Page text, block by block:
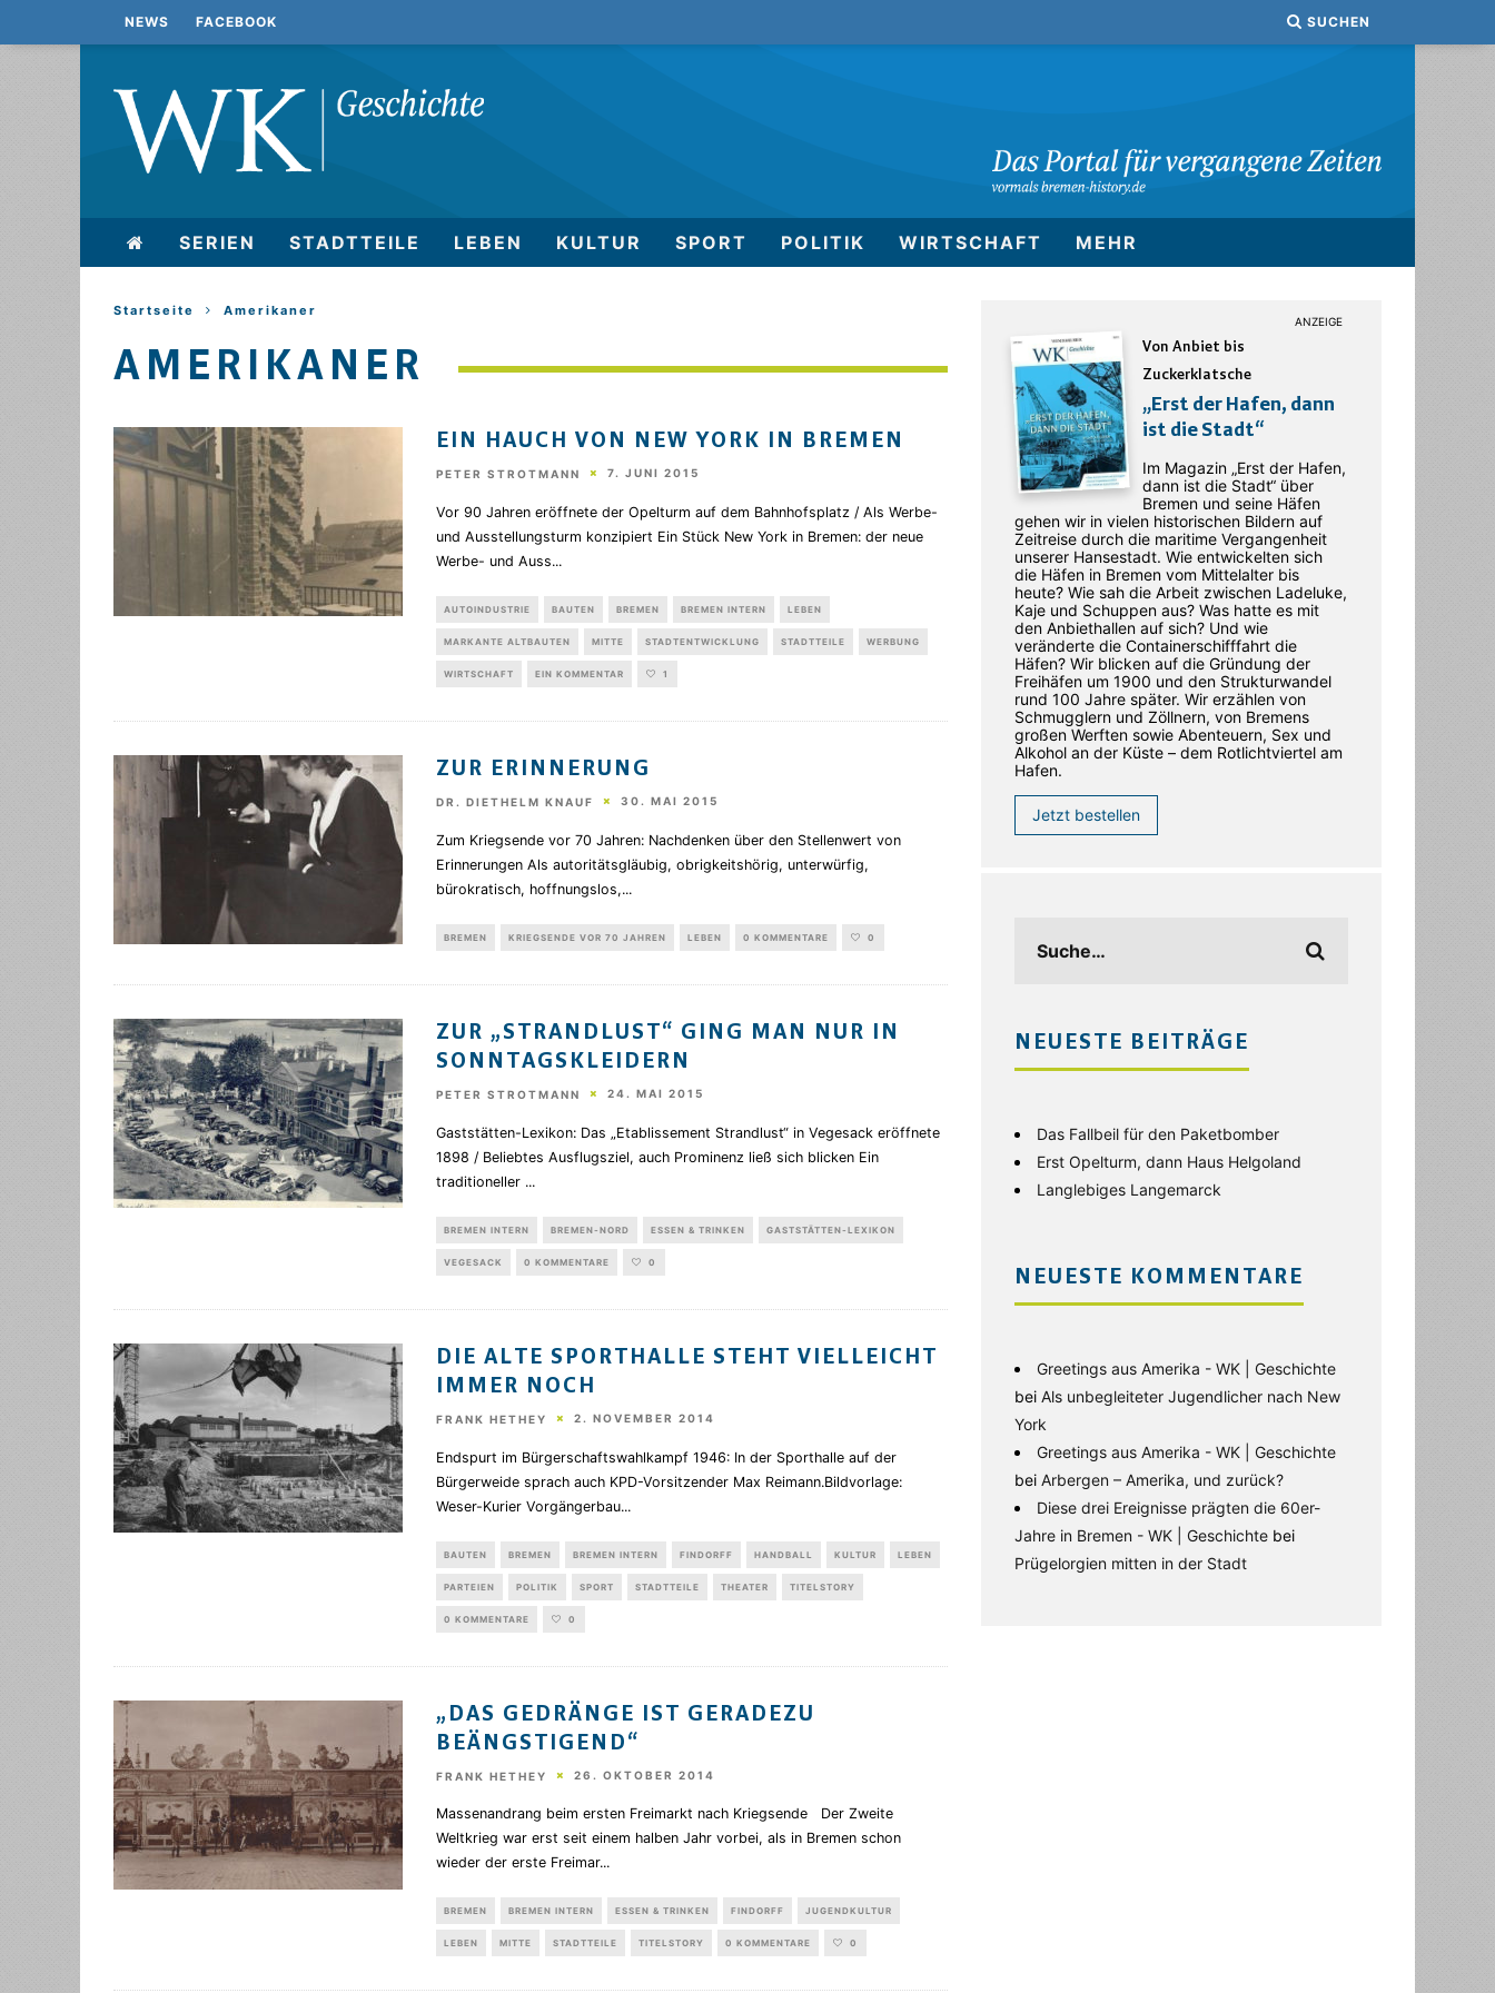
NEWS FACEBOOK SUCHEN
SERIEN STADTTEILE LEBEN KULTUR SPORT POLITIK WIRTSCHAFT MEHR
Startseite Amerikaner
AMERIKANER
EIN HAUCH VON NEW YORK IN BREMEN
PETER STROTMANN 7. JUNI 2015
Vor 90 Jahren eröffnete der Opelturm auf dem Bahnhofsplatz / Als Werbe-
und Ausstellungsturm konzipiert Ein Stück New York in Bremen: der neue
Werbe- und Auss...
AUTOINDUSTRIE BAUTEN BREMEN BREMEN INTERN LEBEN
MARKANTE ALTBAUTEN MITTE STADTENTWICKLUNG STADTTEILE WERBUNG
WIRTSCHAFT EIN KOMMENTAR 1
ZUR ERINNERUNG
DR. DIETHELM KNAUF 30. MAI 2015
Zum Kriegsende vor 70 Jahren: Nachdenken über den Stellenwert von
Erinnerungen Als autoritätsgläubig, obrigkeitshörig, unterwürfig,
bürokratisch, hoffnungslos,...
BREMEN KRIEGSENDE VOR 70 JAHREN LEBEN 0 KOMMENTARE 0
ZUR „STRANDLUST“ GING MAN NUR IN
SONNTAGSKLEIDERN
PETER STROTMANN 24. MAI 2015
Gaststätten-Lexikon: Das „Etablissement Strandlust“ in Vegesack eröffnete
1898 / Beliebtes Ausflugsziel, auch Prominenz ließ sich blicken Ein
traditioneller ...
BREMEN INTERN BREMEN-NORD ESSEN & TRINKEN GASTSTÄTTEN-LEXIKON
VEGESACK 0 KOMMENTARE 0
DIE ALTE SPORTHALLE STEHT VIELLEICHT
IMMER NOCH
FRANK HETHEY 2. NOVEMBER 2014
Endspurt im Bürgerschaftswahlkampf 1946: In der Sporthalle auf der
Bürgerweide sprach auch KPD-Vorsitzender Max Reimann.Bildvorlage:
Weser-Kurier Vorgängerbau...
BAUTEN BREMEN BREMEN INTERN FINDORFF HANDBALL KULTUR LEBEN
PARTEIEN POLITIK SPORT STADTTEILE THEATER TITELSTORY
0 KOMMENTARE 0
„DAS GEDRÄNGE IST GERADEZU
BEÄNGSTIGEND“
FRANK HETHEY 26. OKTOBER 2014
Massenandrang beim ersten Freimarkt nach Kriegsende Der Zweite
Weltkrieg war erst seit einem halben Jahr vorbei, als in Bremen schon
wieder der erste Freimar...
BREMEN BREMEN INTERN ESSEN & TRINKEN FINDORFF JUGENDKULTUR
LEBEN MITTE STADTTEILE TITELSTORY 0 KOMMENTARE 0
Von Anbiet bis
Zuckerklatsche
„Erst der Hafen, dann
ist die Stadt“
Im Magazin „Erst der Hafen,
dann ist die Stadt“ über
Bremen und seine Häfen
gehen wir in vielen historischen Bildern auf
Zeitreise durch die maritime Vergangenheit
unserer Hansestadt. Wie entwickelten sich
die Häfen in Bremen vom Mittelalter bis
heute? Wie sah die Arbeit zwischen Ladeluke,
Kaje und Schuppen aus? Was hatte es mit
den Anbiethallen auf sich? Und wie
veränderte die Containerschifffahrt die
Häfen? Wir blicken auf die Gründung der
Freihäfen um 1900 und den Strukturwandel
rund 100 Jahre später. Wir erzählen von
Schmugglern und Zöllnern, von Bremens
großen Werften sowie Abenteuern, Sex und
Alkohol an der Küste – dem Rotlichtviertel am
Hafen.
Jetzt bestellen
NEUESTE BEITRÄGE
Das Fallbeil für den Paketbomber
Erst Opelturm, dann Haus Helgoland
Langlebiges Langemarck
NEUESTE KOMMENTARE
Greetings aus Amerika - WK | Geschichte
bei Als unbegleiteter Jugendlicher nach New
York
Greetings aus Amerika - WK | Geschichte
bei Arbergen – Amerika, und zurück?
Diese drei Ereignisse prägten die 60er-
Jahre in Bremen - WK | Geschichte bei
Prügelorgien mitten in der Stadt